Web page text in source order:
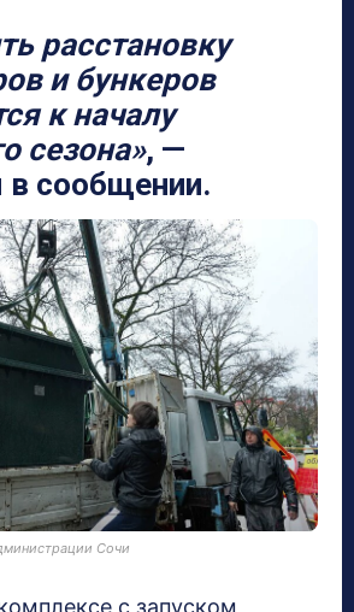
расстановку
и бункеров
к началу
сезона», —
в сообщении.
Сочи